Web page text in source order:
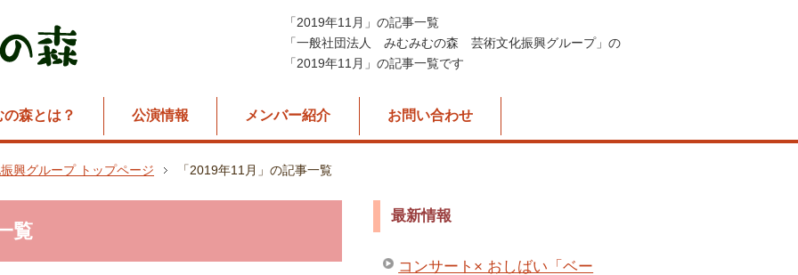
「2019年11月」の記事一覧
「一般社団法人 みむみむの森 芸術文化振興グループ」の
「2019年11月」の記事一覧です
森とは？ 公演情報 メンバー紹介 お問い合わせ
興グループ トップページ 「2019年11月」の記事一覧
覧
最新情報
コンサート× おしばい「ベー